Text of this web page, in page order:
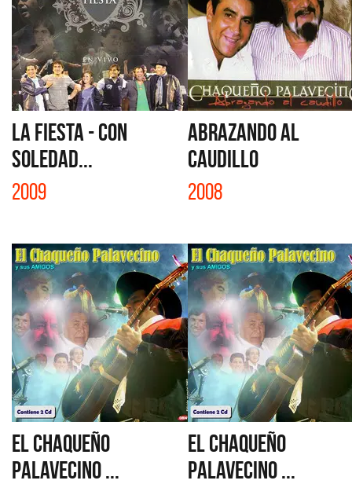
LA FIESTA - CON
SOLEDAD...
2009
ABRAZANDO AL
CAUDILLO
2008
EL CHAQUEÑO
PALAVECINO ...
EL CHAQUEÑO
PALAVECINO ...